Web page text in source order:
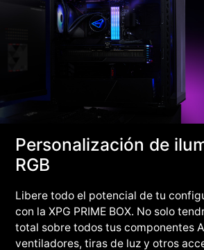
Personalización de
RGB
Libere todo el potencial de tu
con la XPG PRIME BOX. No solo
total sobre todos tus componentes
ventiladores, tiras de luz y otros